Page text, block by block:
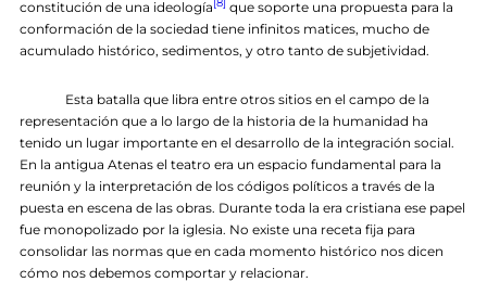
constitución de una ideología
que soporte una propuesta para la
conformación de la sociedad tiene infinitos matices, mucho de
acumulado histórico, sedimentos, y otro tanto de subjetividad.
Esta batalla que libra entre otros sitios en el campo de la
representación que a lo largo de la historia de la humanidad ha
tenido un lugar importante en el desarrollo de la integración social.
En la antigua Atenas el teatro era un espacio fundamental para la
reunión y la interpretación de los códigos políticos a través de la
puesta en escena de las obras. Durante toda la era cristiana ese papel
fue monopolizado por la iglesia. No existe una receta fija para
consolidar las normas que en cada momento histórico nos dicen
cómo nos debemos comportar y relacionar.